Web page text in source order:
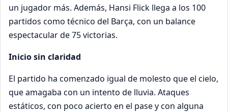
un jugador más. Además, Hansi Flick llega a los 100
partidos como técnico del Barça, con un balance
espectacular de 75 victorias.
Inicio sin claridad
El partido ha comenzado igual de molesto que el cielo,
que amagaba con un intento de lluvia. Ataques
estáticos, con poco acierto en el pase y con alguna